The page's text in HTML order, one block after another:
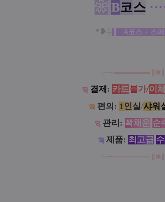
❀ B코스 ···
*❥┼ A코스 + 스
╭╼| ══ ═ ══ ═ ══ ✱
ಇ 결제 : 카드불가/이 체
ఇ 편의 : 1 인실 /샤워
ಇ 관리 : 꽉채 운 순
ಇ 제품: 최 고급 수
╰╼| ════════ ✱